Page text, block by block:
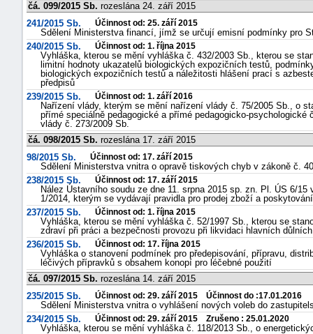
čá. 099/2015 Sb. rozeslána 24. září 2015
241/2015 Sb.
Účinnost od: 25. září 2015
Sdělení Ministerstva financí, jímž se určují emisní podmínky pro
240/2015 Sb.
Účinnost od: 1. října 2015
Vyhláška, kterou se mění vyhláška č. 432/2003 Sb., kterou se
limitní hodnoty ukazatelů biologických expozičních testů,
biologických expozičních testů a náležitosti hlášení prací s
předpisů
239/2015 Sb.
Účinnost od: 1. září 2016
Nařízení vlády, kterým se mění nařízení vlády č. 75/2005 Sb., o
přímé speciálně pedagogické a přímé pedagogicko-
vlády č. 273/2009 Sb.
čá. 098/2015 Sb. rozeslána 17. září 2015
98/2015 Sb.
Účinnost od: 17. září 2015
Sdělení Ministerstva vnitra o opravě tiskových chyb v zákoně č.
238/2015 Sb.
Účinnost od: 17. září 2015
Nález Ústavního soudu ze dne 11. srpna 2015 sp. zn. Pl. ÚS 6/
1/2014, kterým se vydávají pravidla pro prodej zboží a
237/2015 Sb.
Účinnost od: 1. října 2015
Vyhláška, kterou se mění vyhláška č. 52/1997 Sb., kterou se
zdraví při práci a bezpečnosti provozu při likvidaci hlavních
236/2015 Sb.
Účinnost od: 17. října 2015
Vyhláška o stanovení podmínek pro předepisování, přípravu,
léčivých přípravků s obsahem konopí pro léčebné použití
čá. 097/2015 Sb. rozeslána 14. září 2015
235/2015 Sb.
Účinnost od: 29. září 2015 Účinnost do :17.01.2016
Sdělení Ministerstva vnitra o vyhlášení nových voleb do
234/2015 Sb.
Účinnost od: 29. září 2015 Zrušeno : 25.01.2020
Vyhláška, kterou se mění vyhláška č. 118/2013 Sb., o